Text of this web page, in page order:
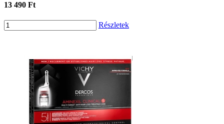
13 490 Ft
Részletek